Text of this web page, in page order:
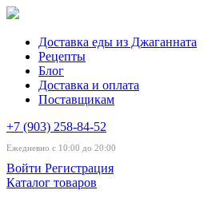
Доставка еды из Джаганната
Рецепты
Блог
Доставка и оплата
Поставщикам
+7 (903) 258-84-52
Ежедневно с 10:00 до 20:00
Войти Регистрация
Каталог товаров